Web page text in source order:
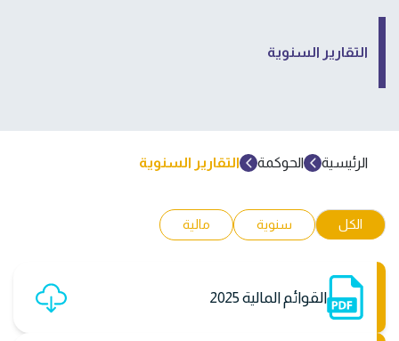
التقارير السنوية
الرئيسية الحوكمة التقارير السنوية
الكل سنوية مالية
القوائم المالية 2025